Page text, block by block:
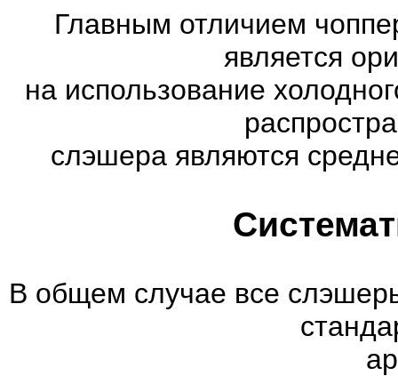
Главным отличием
является
на использование
слэшера являются
В общем случае все